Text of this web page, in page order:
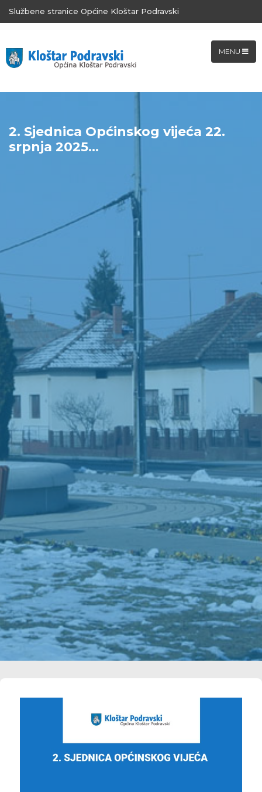
Službene stranice Općine Kloštar Podravski
MENU
2. Sjednica Općinskog vijeća 22.
srpnja 2025...